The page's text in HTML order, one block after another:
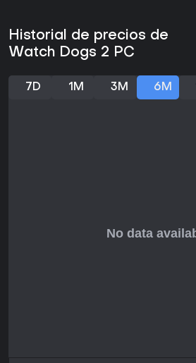
gran valor. Es ideal para
sesiones cooperativas, aunque ya no
actualizaciones ni temporadas
divertidas sin necesidad de soporte
Historial de precios de
Watch Dogs 2 PC
7D 1M 3M 6M